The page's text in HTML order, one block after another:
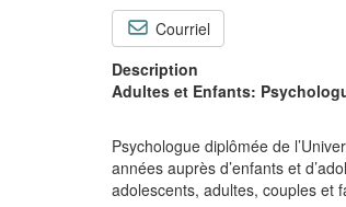
Courriel
Description
Adultes et Enfants:
Psychologue diplômée de
années auprès d’enfants et
adolescents, adultes, couples et